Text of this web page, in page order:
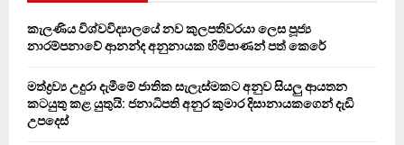
r
H
කැලණිය විශ්වවිද්‍යාලයේ නව කුලපතිවරයා ලෙස පූජ්‍ය
නාරම්පනාවේ ආනන්ද අනුනායක හිමිපාණන් පත් කෙරේ
මත්ද්‍රව්‍ය උදුරා දැමීමේ ජාතික සැලැස්මකට අනුව සියලු ආයතන
කටයුතු කළ යුතුයි: ජනාධිපති අනුර කුමාර දිසානායකගෙන් දැඩි
උපදෙස්